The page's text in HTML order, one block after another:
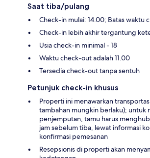
Saat tiba/pulang
Check-in mulai: 14.00; Batas waktu
Check-in lebih akhir tergantung
Usia check-in minimal - 18
Waktu check-out adalah 11.00
Tersedia check-out tanpa sentuh
Petunjuk check-in khusus
Properti ini menawarkan
tambahan mungkin berlaku); untuk
penjemputan, tamu harus
jam sebelum tiba, lewat informasi
konfirmasi pemesanan
Resepsionis di properti akan